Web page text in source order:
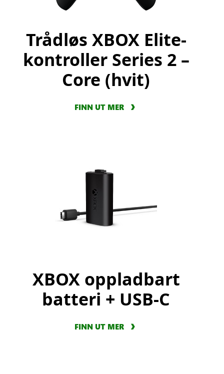
Trådløs XBOX Elite-
kontroller Series 2 –
Core (hvit)
FINN UT MER
XBOX oppladbart
batteri + USB-C
FINN UT MER